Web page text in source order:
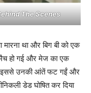
The Scenes
था और बिग बी को एक
हो गई और मेज का एक
इससे उनकी आंतें फट गईं और
डेड घोषित कर दिया